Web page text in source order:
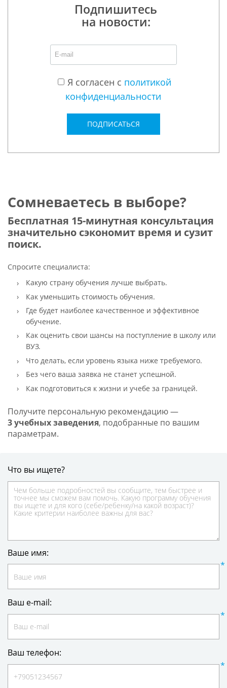
Подпишитесь
на новости:
Я согласен с политикой
конфиденциальности
ПОДПИСАТЬСЯ
Сомневаетесь в выборе?
Бесплатная 15-минутная консультация
значительно сэкономит время и сузит
поиск.
Спросите специалиста:
Какую страну обучения лучше выбрать.
Как уменьшить стоимость обучения.
Где будет наиболее качественное и эффективное
обучение.
Как оценить свои шансы на поступление в школу или
ВУЗ.
Что делать, если уровень языка ниже требуемого.
Без чего ваша заявка не станет успешной.
Как подготовиться к жизни и учебе за границей.
Получите персональную рекомендацию —
3 учебных заведения, подобранные по вашим
параметрам.
Что вы ищете?
Ваше имя:
Ваш e-mail:
Ваш телефон: